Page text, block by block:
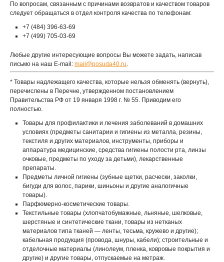
По вопросам, связанным с причинами возвратов и качеством товаров
следует обращаться в отдел контроля качества по телефонам:
+7 (484) 396-63-69
+7 (499) 705-03-69
Любые другие интересующие вопросы Вы можете задать, написав
письмо на наш E-mail: mail@posuda40.ru.
* Товары надлежащего качества, которые нельзя обменять (вернуть),
перечислены в Перечне, утвержденном постановлением
Правительства РФ от 19 января 1998 г. № 55. Приводим его
полностью.
Товары для профилактики и лечения заболеваний в домашних
условиях (предметы санитарии и гигиены из металла, резины,
текстиля и других материалов, инструменты, приборы и
аппаратура медицинские, средства гигиены полости рта, линзы
очковые, предметы по уходу за детьми), лекарственные
препараты.
Предметы личной гигиены (зубные щетки, расчески, заколки,
бигуди для волос, парики, шиньоны и другие аналогичные
товары).
Парфюмерно-косметические товары.
Текстильные товары (хлопчатобумажные, льняные, шелковые,
шерстяные и синтетические ткани, товары из нетканых
материалов типа тканей — ленты, тесьма, кружево и другие);
кабельная продукция (провода, шнуры, кабели); строительные и
отделочные материалы (линолеум, пленка, ковровые покрытия и
другие) и другие товары, отпускаемые на метраж.